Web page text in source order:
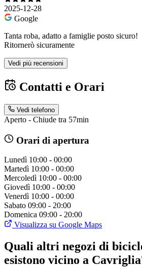
2025-12-28
Google
Tanta roba, adatto a famiglie posto sicuro!
Ritornerò sicuramente
Vedi più recensioni
Contatti e Orari
Vedi telefono
Aperto - Chiude tra 57min
Orari di apertura
Lunedì 10:00 - 00:00
Martedì 10:00 - 00:00
Mercoledì 10:00 - 00:00
Giovedì 10:00 - 00:00
Venerdì 10:00 - 00:00
Sabato 09:00 - 20:00
Domenica 09:00 - 20:00
Visualizza su Google Maps
Quali altri negozi di
esistono vicino a